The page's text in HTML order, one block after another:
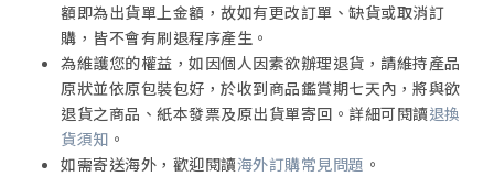
額即為出貨單上金額，故如有更改訂單、缺貨或取消訂
購，皆不會有刷退程序產生。
為維護您的權益，如因個人因素欲辦理退貨，請維持產品
原狀並依原包裝包好，於收到商品鑑賞期七天內，將與欲
退貨之商品、紙本發票及原出貨單寄回。詳細可閱讀退換
貨須知 。
如需寄送海外，歡迎閱讀海外訂購常見問題 。